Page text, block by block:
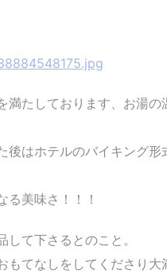
たしております、お湯
後はホテルのバイキング
る美味さ！！！
て下さるとのこと。
てなしをしてくださり大